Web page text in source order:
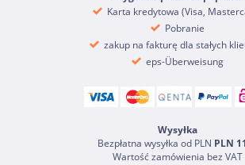
Karta kredytowa (Visa,
Pobranie
zakup na fakturę dla stałych
eps-Überweisung
Wysyłka
Bezpłatna wysyłka od PLN PLN
Wartość zamówienia bez VAT